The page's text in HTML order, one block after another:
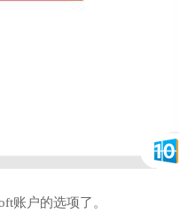
账户的选项了。